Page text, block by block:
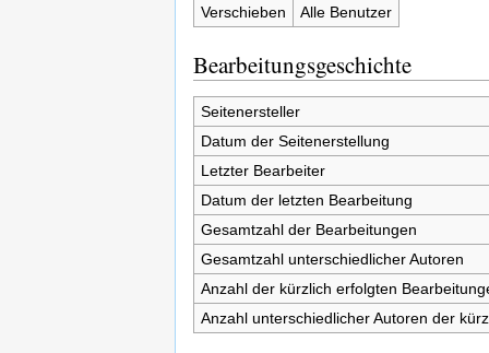
Verschieben
Alle Benutzer
Bearbeitungsgeschichte
Seitenersteller
Datum der Seitenerstellung
Letzter Bearbeiter
Datum der letzten Bearbeitung
Gesamtzahl der Bearbeitungen
Gesamtzahl unterschiedlicher Autoren
Anzahl der kürzlich erfolgten
Anzahl unterschiedlicher Autoren der